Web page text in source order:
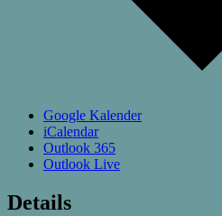
Google Kalender
iCalendar
Outlook 365
Outlook Live
Details